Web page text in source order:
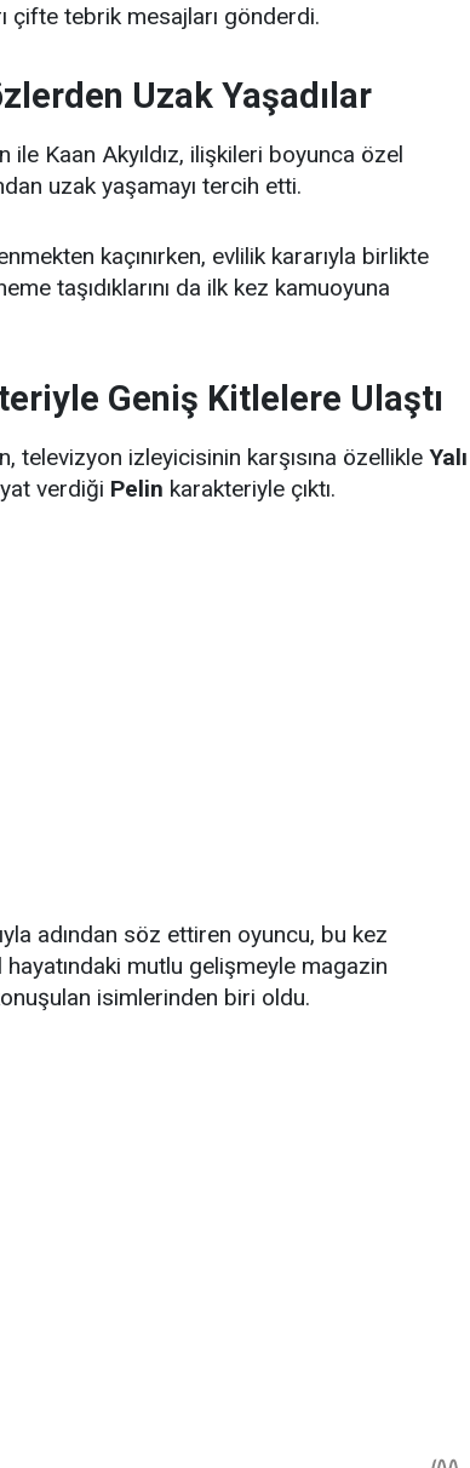
çifte tebrik mesajları gönderdi.
Uzak Yaşadılar
ile Kaan Akyıldız, ilişkileri boyunca özel
uzak yaşamayı tercih etti.
kaçınırken, evlilik kararıyla birlikte
taşıdıklarını da ilk kez kamuoyuna
Geniş Kitlelere Ulaştı
televizyon izleyicisinin karşısına özellikle Yalı
verdiği Pelin karakteriyle çıktı.
adından söz ettiren oyuncu, bu kez
mutlu gelişmeyle magazin
isimlerinden biri oldu.